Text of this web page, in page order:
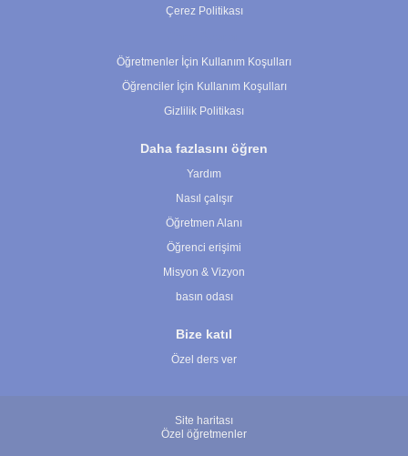
Çerez Politikası
Öğretmenler İçin Kullanım Koşulları
Öğrenciler İçin Kullanım Koşulları
Gizlilik Politikası
Daha fazlasını öğren
Yardım
Nasıl çalışır
Öğretmen Alanı
Öğrenci erişimi
Misyon & Vizyon
basın odası
Bize katıl
Özel ders ver
Site haritası
Özel öğretmenler